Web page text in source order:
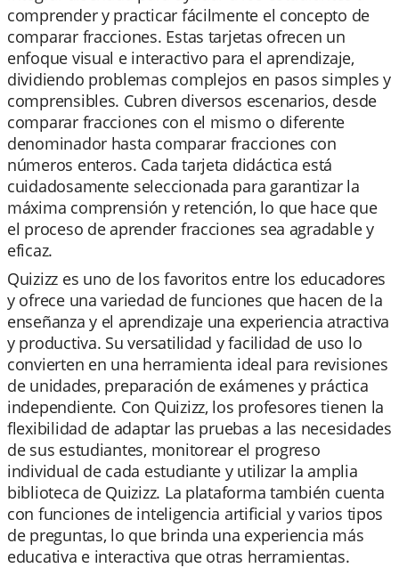
comprender y practicar fácilmente el concepto de
comparar fracciones. Estas tarjetas ofrecen un
enfoque visual e interactivo para el aprendizaje,
dividiendo problemas complejos en pasos simples y
comprensibles. Cubren diversos escenarios, desde
comparar fracciones con el mismo o diferente
denominador hasta comparar fracciones con
números enteros. Cada tarjeta didáctica está
cuidadosamente seleccionada para garantizar la
máxima comprensión y retención, lo que hace que
el proceso de aprender fracciones sea agradable y
eficaz.
Quizizz es uno de los favoritos entre los educadores
y ofrece una variedad de funciones que hacen de la
enseñanza y el aprendizaje una experiencia atractiva
y productiva. Su versatilidad y facilidad de uso lo
convierten en una herramienta ideal para revisiones
de unidades, preparación de exámenes y práctica
independiente. Con Quizizz, los profesores tienen la
flexibilidad de adaptar las pruebas a las necesidades
de sus estudiantes, monitorear el progreso
individual de cada estudiante y utilizar la amplia
biblioteca de Quizizz. La plataforma también cuenta
con funciones de inteligencia artificial y varios tipos
de preguntas, lo que brinda una experiencia más
educativa e interactiva que otras herramientas.